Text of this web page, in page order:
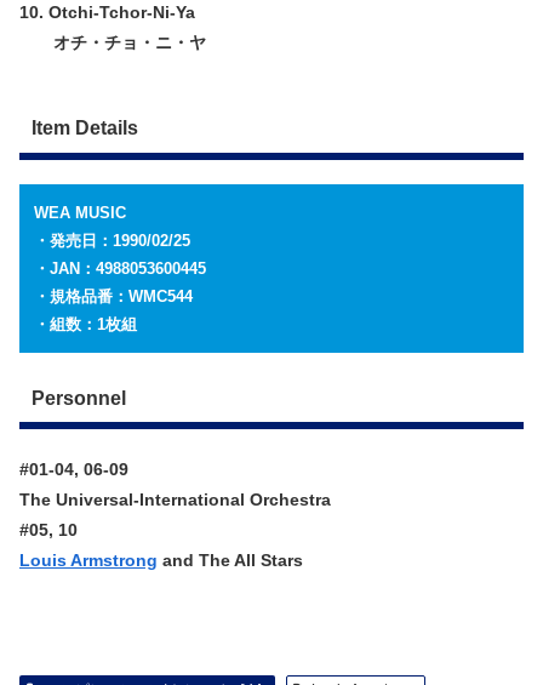
10. Otchi-Tchor-Ni-Ya
オチ・チョ・ニ・ヤ
Item Details
WEA MUSIC
・発売日：1990/02/25
・JAN：4988053600445
・規格品番：WMC544
・組数：1枚組
Personnel
#01-04, 06-09
The Universal-International Orchestra
#05, 10
Louis Armstrong and The All Stars